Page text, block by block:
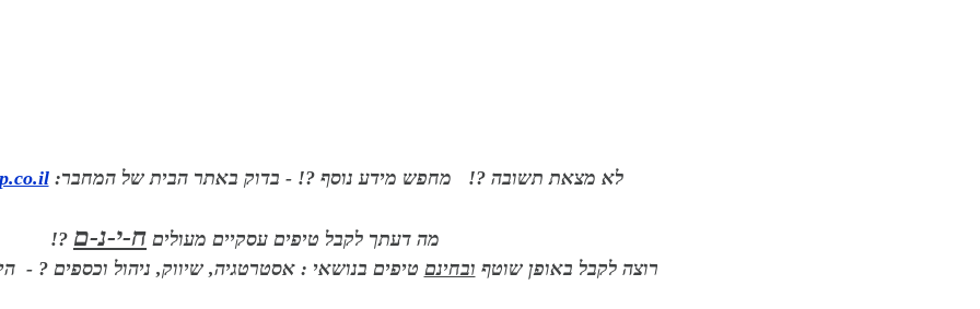
לא מצאת תשובה ?! מחפש מידע נוסף ?! - בדוק באתר הבית של המחבר:
מה דעתך לקבל טיפים עסקיים מעולים ח-י-נ-ם ?!
רוצה לקבל באופן שוטף ובחינם טיפים בנושאי : אסטרטגיה, שיווק, ניהול וכספים ? -